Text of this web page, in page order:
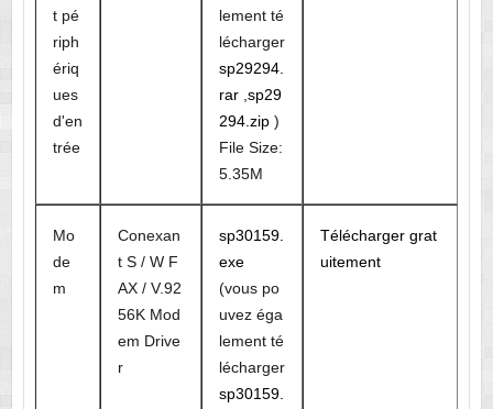
t pé
riph
ériq
ues
d'en
trée
lement té
lécharger
sp29294.
rar, sp29
294.zip)
File Size:
5.35M
Mo
de
m
Conexan
t S / W F
AX / V.92
56K Mod
em Drive
r
sp30159.
exe
(vous po
uvez éga
lement té
lécharger
sp30159.
Télécharger grat
uitement